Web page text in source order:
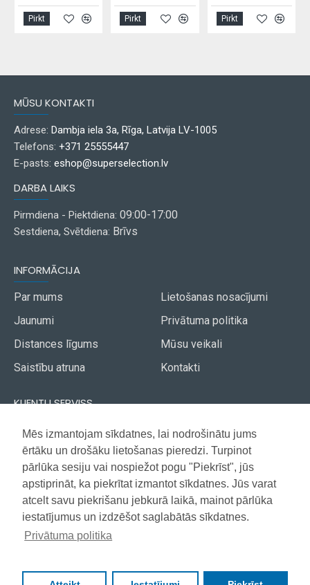
Mēs izmantojam sīkdatnes, lai nodrošinātu jums
ērtāku un drošāku lietošanas pieredzi. Turpinot
pārlūka sesiju vai nospiežot pogu "Piekrīst", jūs
apstiprināt, ka piekrītat izmantot sīkdatnes. Jūs varat
atcelt savu piekrišanu jebkurā laikā, mainot pārlūka
iestatījumus un izdzēšot saglabātās sīkdatnes.
Privātuma politika
Pirkt Pirkt Pirkt
MŪSU KONTAKTI
Adrese: Dambja iela 3a, Rīga, Latvija LV-1005
Telefons: +371 25555447
E-pasts: eshop@superselection.lv
DARBA LAIKS
Pirmdiena - Piektdiena: 09:00-17:00
Sestdiena, Svētdiena: Brīvs
INFORMĀCIJA
Par mums
Jaunumi
Distances līgums
Saistību atruna
Lietošanas nosacījumi
Privātuma politika
Mūsu veikali
Kontakti
KLIENTU SERVISS
Piegāde
Apmaksa
Garantija
Akcijas avīze
Vietnes karte
Copyright © 2021, Super Selection, Visas tiesības aizsargātas